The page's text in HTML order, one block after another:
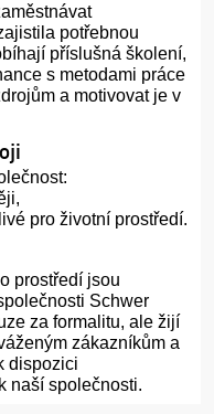
potřebnou
příslušná školení,
s metodami práce
a motivovat je v
pro životní prostředí.
prostředí jsou
Schwer
za formalitu, ale žijí
zákazníkům a
dispozici
naší společnosti.